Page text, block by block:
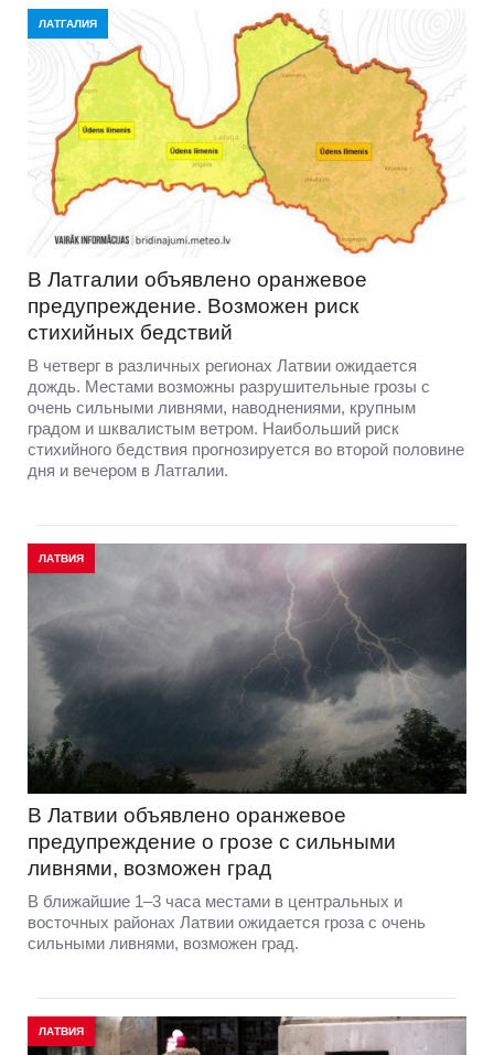
ЛАТГАЛИЯ
В Латгалии объявлено оранжевое
предупреждение. Возможен риск
стихийных бедствий
В четверг в различных регионах Латвии ожидается
дождь. Местами возможны разрушительные грозы с
очень сильными ливнями, наводнениями, крупным
градом и шквалистым ветром. Наибольший риск
стихийного бедствия прогнозируется во второй половине
дня и вечером в Латгалии.
ЛАТВИЯ
В Латвии объявлено оранжевое
предупреждение о грозе с сильными
ливнями, возможен град
В ближайшие 1–3 часа местами в центральных и
восточных районах Латвии ожидается гроза с очень
сильными ливнями, возможен град.
ЛАТВИЯ